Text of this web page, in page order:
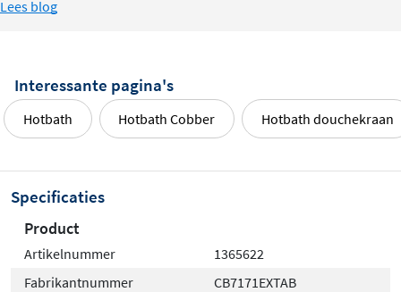
badkameroplossing installeert, dit afbouwdeel is
renovatieprojecten of nieuwbouwbadkamers waarin
functionaliteit en design hand in hand gaan.
Lees blog
Interessante pagina's
Hotbath Hotbath Cobber Hotbath douchekraan
Specificaties
Product
Artikelnummer
1365622
Fabrikantnummer
CB7171EXTAB